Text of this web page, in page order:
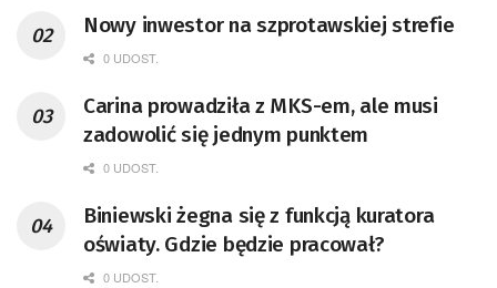
Nowy inwestor na szprotawskiej strefie
0 UDOST.
Carina prowadziła z MKS-em, ale musi
zadowolić się jednym punktem
0 UDOST.
Biniewski żegna się z funkcją kuratora
oświaty. Gdzie będzie pracował?
0 UDOST.